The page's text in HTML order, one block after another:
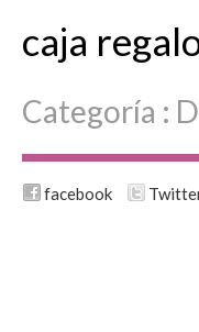
caja
Categoría :
facebook